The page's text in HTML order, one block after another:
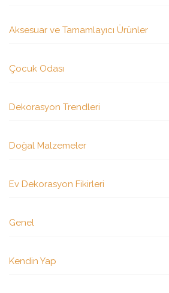
Aksesuar ve Tamamlayıcı Ürünler
Çocuk Odası
Dekorasyon Trendleri
Doğal Malzemeler
Ev Dekorasyon Fikirleri
Genel
Kendin Yap